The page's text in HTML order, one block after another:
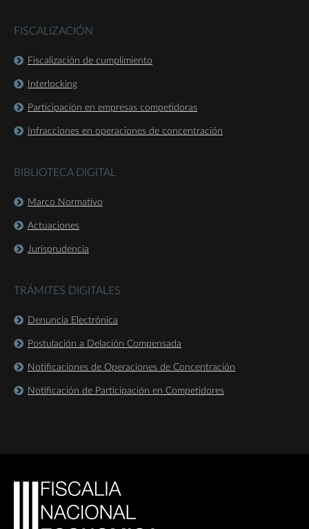
FISCALIZACIÓN
Fiscalización de cumplimiento
Interlocking
Participación en empresas competidoras
Infracciones en operaciones de concentración
BIBLIOTECA DIGITAL
Marco Normativo
Actuaciones
Jurisprudencia
TRÁMITES DIGITALES
Denuncia Electrónica
Postulación a Delación Compensada
Notificaciones de Operaciones de Concentración
Notificación de Participación en Competidores